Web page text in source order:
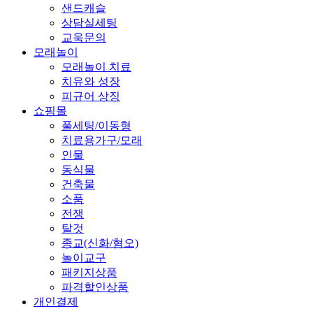
샌드캐슬
상담실세팅
교욱문의
모래놀이
모래놀이 치료
치유와 성장
피규어 상징
쇼핑몰
풀세팅/이동형
치료용가구/모래
인물
동식물
건축물
소품
전쟁
탈것
종교(신화/혐오)
놀이교구
패키지상품
파격할인상품
개인결제